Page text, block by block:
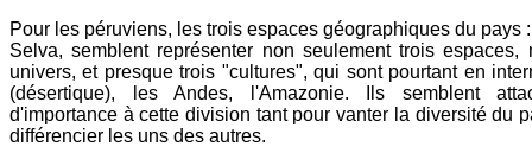
Pour les péruviens, les trois espaces géographiques du pays
Selva, semblent représenter non seulement trois espaces,
univers, et presque trois "cultures", qui sont pourtant en
(désertique), les Andes, l'Amazonie. Ils semblent
d'importance à cette division tant pour vanter la diversité du
différencier les uns des autres.